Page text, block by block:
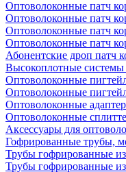
Оптоволоконные патч
Оптоволоконные патч
Оптоволоконные патч
Оптоволоконные патч
Абонентские дроп патч
Высокоплотные
Оптоволоконные
Оптоволоконные
Оптоволоконные
Оптоволоконные
Аксессуары для
Гофрированные трубы,
Трубы гофрированные
Трубы гофрированные